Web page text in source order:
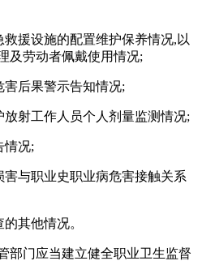
援设施的配置维护保养情况,以
及劳动者佩戴使用情况;
后果警示告知情况;
射工作人员个人剂量监测情况;
情况;
与职业史职业病危害接触关系
其他情况。
部门应当建立健全职业卫生监督